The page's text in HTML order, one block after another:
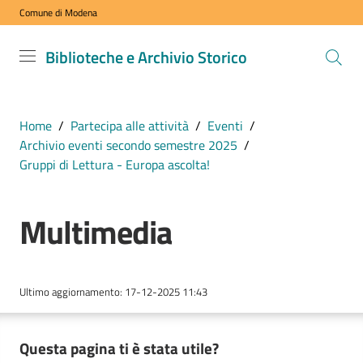
Vai al contenuto
Vai alla navigazione
Vai al footer
Comune di Modena
Biblioteche e Archivio Storico
Biblioteche
COMUNE DI
MODENA
i
nostri
i
Home / Partecipa alle attività / Eventi /
Archivio eventi secondo semestre 2025 /
Gruppi di Lettura - Europa ascolta!
Multimedia
Ultimo aggiornamento: 17-12-2025 11:43
Questa pagina ti è stata utile?